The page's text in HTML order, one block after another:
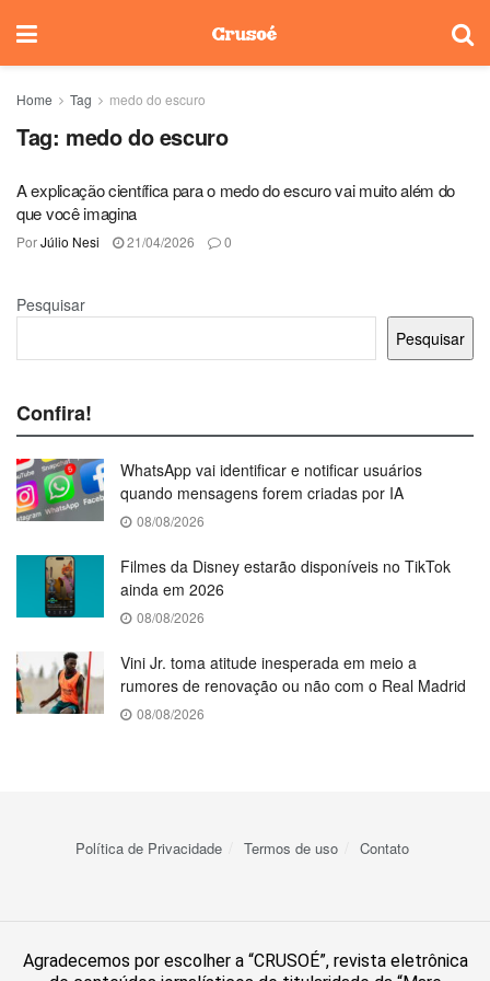
Home Tag medo do escuro
Tag: medo do escuro
A explicação científica para o medo do escuro vai muito além do
que você imagina
PorJúlio Nesi 21/04/2026 0
Pesquisar
Pesquisar
Confira!
WhatsApp vai identificar e notificar usuários
quando mensagens forem criadas por IA
08/08/2026
Filmes da Disney estarão disponíveis no TikTok
ainda em 2026
08/08/2026
Vini Jr. toma atitude inesperada em meio a
rumores de renovação ou não com o Real Madrid
08/08/2026
Política de Privacidade Termos de uso Contato
Agradecemos por escolher a “CRUSOÉ”, revista eletrônica